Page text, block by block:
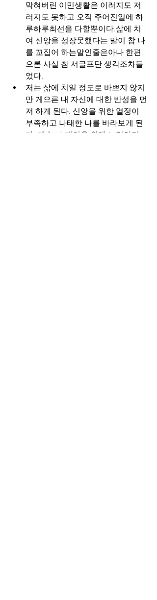
막혀버린 이민생활은 이러지도 저
러지도 못하고 오직 주어진일에 하
루하루최선을 다할뿐이다.삶에 치
여 신앙을 성장못했다는 말이 참 나
를 꼬집어 하는말인줄은아나 한편
으론 사실 참 서글프단 생각조차들
었다.
저는 삶에 치일 정도로 바쁘지 않지
만 게으른 내 자신에 대한 반성을 먼
저 하게 된다. 신앙을 위한 열정이
부족하고 나태한 나를 바라보게 된
다. 계속 나 개인을 위해 노력하면